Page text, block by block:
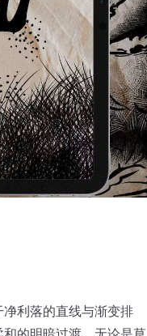
利落的直线与渐变排